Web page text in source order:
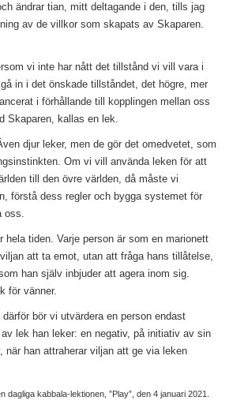
ändrar tian, mitt deltagande i den, tills jag
av de villkor som skapats av Skaparen.
vi inte har nått det tillstånd vi vill vara i
in i det önskade tillståndet, det högre, mer
i förhållande till kopplingen mellan oss
Skaparen, kallas en lek.
djur leker, men de gör det omedvetet, som
Om vi ​​vill använda leken för att
till den övre världen, då måste vi
förstå dess regler och bygga systemet för
oss.
hela tiden. Varje person är som en marionett
att ta emot, utan att fråga hans tillåtelse,
han själv inbjuder att agera inom sig.
för vänner.
bör vi utvärdera en person endast
lek han leker: en negativ, på initiativ av sin
när han attraherar viljan att ge via leken
dagliga kabbala-lektionen, ”Play”, den 4 januari 2021.